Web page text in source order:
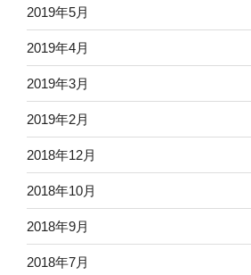
2019年5月
2019年4月
2019年3月
2019年2月
2018年12月
2018年10月
2018年9月
2018年7月